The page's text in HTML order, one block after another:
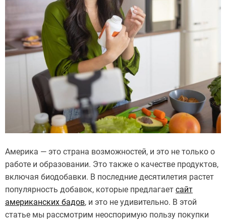
Америка — это страна возможностей, и это не только о
работе и образовании. Это также о качестве продуктов,
включая биодобавки. В последние десятилетия растет
популярность добавок, которые предлагает сайт
американских бадов, и это не удивительно. В этой
статье мы рассмотрим неоспоримую пользу покупки